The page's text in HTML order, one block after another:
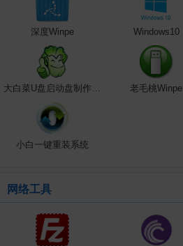
深度Winpe Windows10
大白菜U盘启动盘制作工具 老毛桃Winpe
小白一键重装系统
网络工具